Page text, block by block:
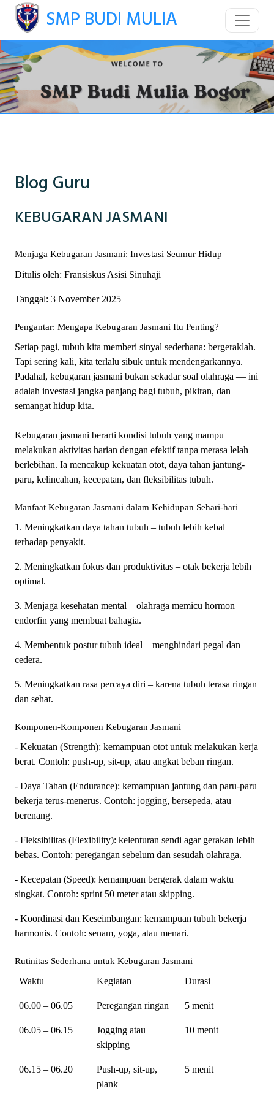
SMP BUDI MULIA
Blog Guru
KEBUGARAN JASMANI
Menjaga Kebugaran Jasmani: Investasi Seumur Hidup
Ditulis oleh: Fransiskus Asisi Sinuhaji
Tanggal: 3 November 2025
Pengantar: Mengapa Kebugaran Jasmani Itu Penting?
Setiap pagi, tubuh kita memberi sinyal sederhana: bergeraklah.
Tapi sering kali, kita terlalu sibuk untuk mendengarkannya.
Padahal, kebugaran jasmani bukan sekadar soal olahraga — ini
adalah investasi jangka panjang bagi tubuh, pikiran, dan
semangat hidup kita.
Kebugaran jasmani berarti kondisi tubuh yang mampu
melakukan aktivitas harian dengan efektif tanpa merasa lelah
berlebihan. Ia mencakup kekuatan otot, daya tahan jantung-
paru, kelincahan, kecepatan, dan fleksibilitas tubuh.
Manfaat Kebugaran Jasmani dalam Kehidupan Sehari-hari
1. Meningkatkan daya tahan tubuh – tubuh lebih kebal
terhadap penyakit.
2. Meningkatkan fokus dan produktivitas – otak bekerja lebih
optimal.
3. Menjaga kesehatan mental – olahraga memicu hormon
endorfin yang membuat bahagia.
4. Membentuk postur tubuh ideal – menghindari pegal dan
cedera.
5. Meningkatkan rasa percaya diri – karena tubuh terasa ringan
dan sehat.
Komponen-Komponen Kebugaran Jasmani
- Kekuatan (Strength): kemampuan otot untuk melakukan kerja
berat. Contoh: push-up, sit-up, atau angkat beban ringan.
- Daya Tahan (Endurance): kemampuan jantung dan paru-paru
bekerja terus-menerus. Contoh: jogging, bersepeda, atau
berenang.
- Fleksibilitas (Flexibility): kelenturan sendi agar gerakan lebih
bebas. Contoh: peregangan sebelum dan sesudah olahraga.
- Kecepatan (Speed): kemampuan bergerak dalam waktu
singkat. Contoh: sprint 50 meter atau skipping.
- Koordinasi dan Keseimbangan: kemampuan tubuh bekerja
harmonis. Contoh: senam, yoga, atau menari.
Rutinitas Sederhana untuk Kebugaran Jasmani
Waktu Kegiatan Durasi
06.00 – 06.05 Peregangan ringan 5 menit
06.05 – 06.15
Jogging atau
skipping
10 menit
06.15 – 06.20
Push-up, sit-up,
plank
5 menit